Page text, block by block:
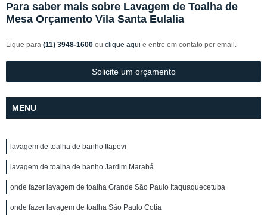
Para saber mais sobre Lavagem de Toalha de
Mesa Orçamento Vila Santa Eulalia
Ligue para (11) 3948-1600 ou clique aqui e entre em contato por email.
Solicite um orçamento
MENU
lavagem de toalha de banho Itapevi
lavagem de toalha de banho Jardim Marabá
onde fazer lavagem de toalha Grande São Paulo Itaquaquecetuba
onde fazer lavagem de toalha São Paulo Cotia